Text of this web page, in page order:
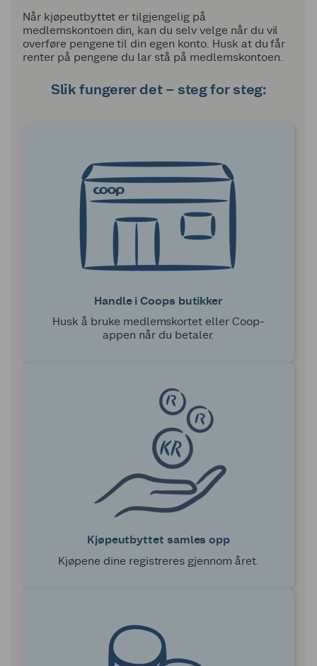
Når kjøpeutbyttet er tilgjengelig på
medlemskontoen din, kan du selv velge når du vil
overføre pengene til din egen konto. Husk at du får
renter på pengene du lar stå på medlemskontoen.
Slik fungerer det – steg for steg:
Handle i Coops butikker
Husk å bruke medlemskortet eller Coop-
appen når du betaler.
Kjøpeutbyttet samles opp
Kjøpene dine registreres gjennom året.